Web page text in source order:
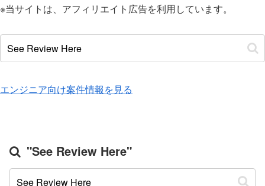
※当サイトは、アフィリエイト広告を利用しています。
エンジニア向け案件情報を見る
"See Review Here"